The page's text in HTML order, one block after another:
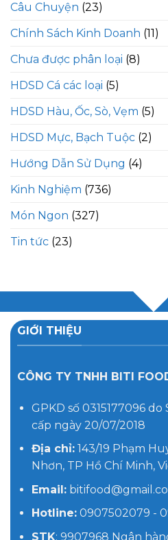
Câu Chuyện (23)
Chính Sách Kinh Doanh (11)
Chưa được phân loại (8)
HDSD Cá các loại (5)
HDSD Hàu, Ốc, Sò, Vẹm (5)
HDSD Mực, Bạch Tuộc (2)
Hướng Dẫn Sử Dụng (4)
Kinh Nghiệm (736)
Món Ngon (327)
Tin tức (23)
GIỚI THIỆU
CÔNG TY TNHH BITI
GPKD số 0315177096 do
cấp ngày 20/07/2018
Địa chỉ:143/19 Phạm
Nhơn, TP Hồ Chí Minh,
Email:
Hotline:0907502079 -
STK: 9907968 Ngân